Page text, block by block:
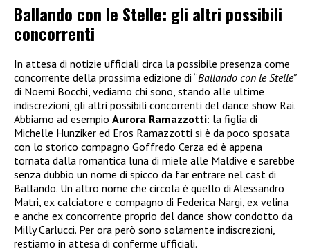
Ballando con le Stelle: gli altri possibili
concorrenti
In attesa di notizie ufficiali circa la possibile presenza come
concorrente della prossima edizione di “Ballando con le Stelle”
di Noemi Bocchi, vediamo chi sono, stando alle ultime
indiscrezioni, gli altri possibili concorrenti del dance show Rai.
Abbiamo ad esempio Aurora Ramazzotti: la figlia di
Michelle Hunziker ed Eros Ramazzotti si è da poco sposata
con lo storico compagno Goffredo Cerza ed è appena
tornata dalla romantica luna di miele alle Maldive e sarebbe
senza dubbio un nome di spicco da far entrare nel cast di
Ballando. Un altro nome che circola è quello di Alessandro
Matri, ex calciatore e compagno di Federica Nargi, ex velina
e anche ex concorrente proprio del dance show condotto da
Milly Carlucci. Per ora però sono solamente indiscrezioni,
restiamo in attesa di conferme ufficiali.